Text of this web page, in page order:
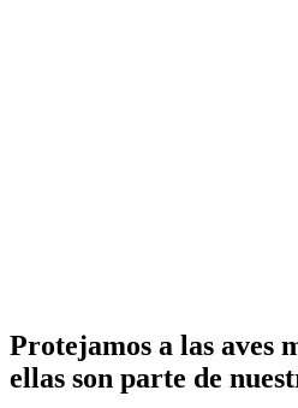
Protejamos a las aves
ellas son parte de